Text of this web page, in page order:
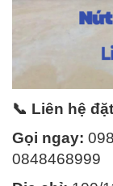
📞 Liên hệ
Gọi ngay:
0848468999